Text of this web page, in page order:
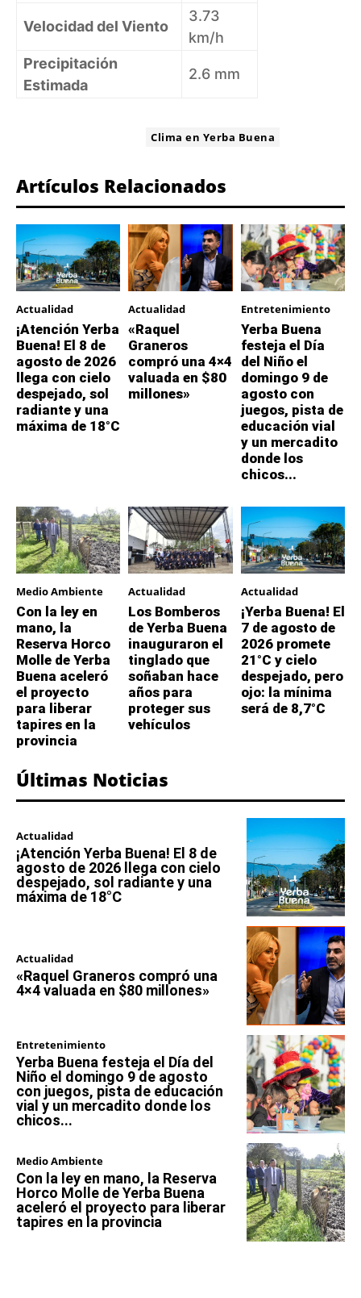
Velocidad del Viento
3.73
km/h
Precipitación
Estimada
2.6 mm
Clima en Yerba Buena
Artículos Relacionados
Actualidad
¡Atención Yerba
Buena! El 8 de
agosto de 2026
llega con cielo
despejado, sol
radiante y una
máxima de 18°C
Actualidad
«Raquel
Graneros
compró una 4×4
valuada en $80
millones»
Entretenimiento
Yerba Buena
festeja el Día
del Niño el
domingo 9 de
agosto con
juegos, pista de
educación vial
y un mercadito
donde los
chicos...
Medio Ambiente
Con la ley en
mano, la
Reserva Horco
Molle de Yerba
Buena aceleró
el proyecto
para liberar
tapires en la
provincia
Actualidad
Los Bomberos
de Yerba Buena
inauguraron el
tinglado que
soñaban hace
años para
proteger sus
vehículos
Actualidad
¡Yerba Buena! El
7 de agosto de
2026 promete
21°C y cielo
despejado, pero
ojo: la mínima
será de 8,7°C
Últimas Noticias
Actualidad
¡Atención Yerba Buena! El 8 de
agosto de 2026 llega con cielo
despejado, sol radiante y una
máxima de 18°C
Actualidad
«Raquel Graneros compró una
4×4 valuada en $80 millones»
Entretenimiento
Yerba Buena festeja el Día del
Niño el domingo 9 de agosto
con juegos, pista de educación
vial y un mercadito donde los
chicos...
Medio Ambiente
Con la ley en mano, la Reserva
Horco Molle de Yerba Buena
aceleró el proyecto para liberar
tapires en la provincia